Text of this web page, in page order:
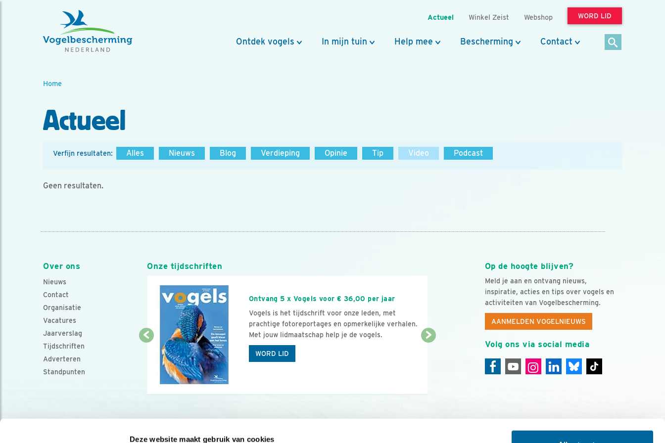
Deze website maakt gebruik van cookies
Actueel Winkel Zeist Webshop WORD LID
Ontdek vogels In mijn tuin Help mee Bescherming Contact
Home
Actueel
Verfijn resultaten: Alles Nieuws Blog Verdieping Opinie Tip Video Podcast
Geen resultaten.
Over ons
Nieuws
Contact
Organisatie
Vacatures
Jaarverslag
Tijdschriften
Adverteren
Standpunten
Op de hoogte blijven?
Meld je aan en ontvang nieuws,
inspiratie, acties en tips over vogels en
activiteiten van Vogelbescherming.
AANMELDEN VOGELNIEUWS
Volg ons via social media
Onze tijdschriften
Ontvang 5 x Vogels voor € 36,00 per jaar
Vogels is het tijdschrift voor onze leden, met
prachtige fotoreportages en opmerkelijke verhalen.
Met jouw lidmaatschap help je de vogels.
WORD LID